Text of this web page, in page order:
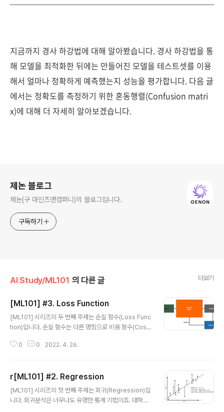
지금까지 경사 하강법에 대해 알아봤습니다. 경사 하강법을 통
해 모델을 최적화한 뒤에는 만들어진 모델을 테스트셋를 이용
해서 얼마나 정확하게 예측했는지 성능을 평가합니다. 다음 글
에서는 정확도를 측정하기 위한 혼동행렬(Confusion matri
x)에 대해 더 자세히 알아보겠습니다.
제논 블로그
제논(구 마인즈앤컴퍼니)의 블로그입니다.
구독하기
AI Study/ML101 의 다른 글 더보기
[ML101] #3. Loss Function
[ML101] 시리즈의 두 번째 주제는 손실 함수(Loss Func
tion)입니다. 손실 함수는 다른 명칭으로 비용 함수(Cost
과과정에 신설되는 '인공지능(AI) 수학' 과목에 포함되는
에 대해 알아보도록 하겠습니다. 위의 그림은 일반적인 통
계학적 모델의 형태로 입력 값(Input x)이 들어오면 모델
을 통해 예측 값(Output y)이 산출되는 방식입니다. 그러
0 0 2022. 4. 26.
r[ML101] #2. Regression
[ML101] 시리즈의 첫 번째 주제는 회귀(Regression)입
니다. 회귀분석은 너무나도 유명한 통계 기법이죠. 대학에